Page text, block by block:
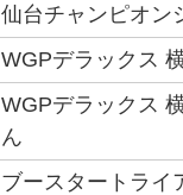
仙台チャンピオ
WGPデラックス
WGPデラックス
ん
ブースタートライ